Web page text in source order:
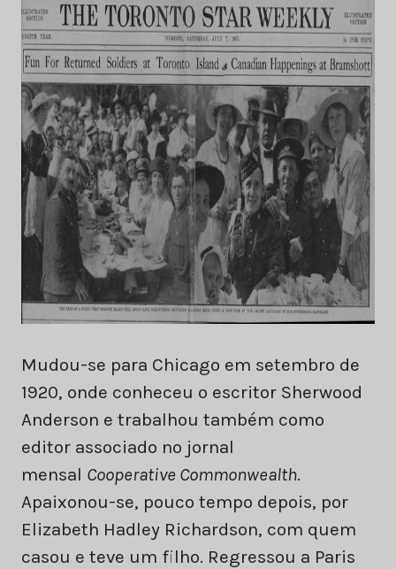
Mudou-se para Chicago em setembro de
1920, onde conheceu o escritor Sherwood
Anderson e trabalhou também como
editor associado no jornal
mensal Cooperative Commonwealth.
Apaixonou-se, pouco tempo depois, por
Elizabeth Hadley Richardson, com quem
casou e teve um filho. Regressou a Paris